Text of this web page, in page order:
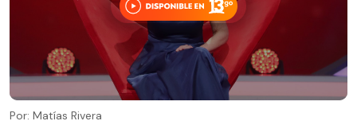
Por: Matías Rivera